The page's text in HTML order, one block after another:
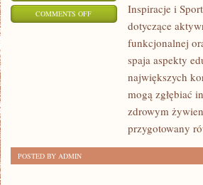
COMMENTS OFFON
REHABILITACJA
FIZJOTERAPIA
Inspiracje i
dotyczące
funkcjonalnej
spaja aspekty
największych
mogą zgłębiać
zdrowym
przygotowany
POSTED BY ADMIN